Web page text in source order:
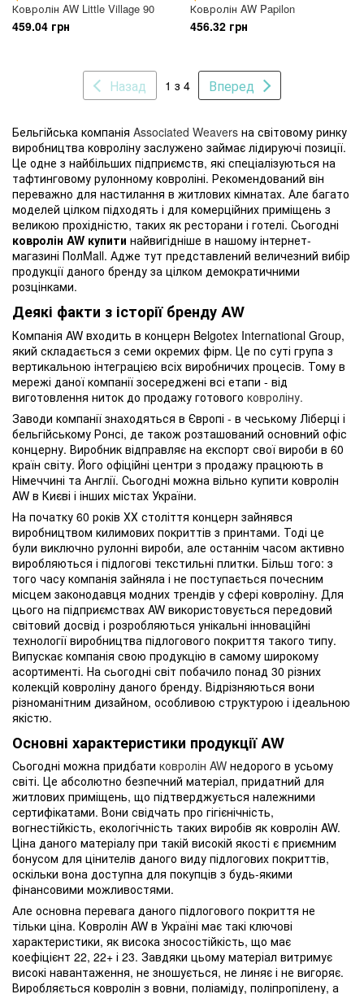
Ковролін AW Little Village 90
459.04 грн
Ковролін AW Papilon
456.32 грн
Назад 1 з 4 Вперед
Бельгійська компанія Associated Weavers на світовому ринку
виробництва ковроліну заслужено займає лідируючі позиції.
Це одне з найбільших підприємств, які спеціалізуються на
тафтинговому рулонному ковроліні. Рекомендований він
переважно для настилання в житлових кімнатах. Але багато
моделей цілком підходять і для комерційних приміщень з
великою прохідністю, таких як ресторани і готелі. Сьогодні
ковролін AW купити найвигідніше в нашому інтернет-
магазині ПолMall. Адже тут представлений величезний вибір
продукції даного бренду за цілком демократичними
розцінками.
Деякі факти з історії бренду AW
Компанія AW входить в концерн Belgotex International Group,
який складається з семи окремих фірм. Це по суті група з
вертикальною інтеграцією всіх виробничих процесів. Тому в
мережі даної компанії зосереджені всі етапи - від
виготовлення ниток до продажу готового ковроліну.
Заводи компанії знаходяться в Європі - в чеському Ліберці і
бельгійському Ронсі, де також розташований основний офіс
концерну. Виробник відправляє на експорт свої вироби в 60
країн світу. Його офіційні центри з продажу працюють в
Німеччині та Англії. Сьогодні можна вільно купити ковролін
AW в Києві і інших містах України.
На початку 60 років ХХ століття концерн зайнявся
виробництвом килимових покриттів з принтами. Тоді це
були виключно рулонні вироби, але останнім часом активно
виробляються і підлогові текстильні плитки. Більш того: з
того часу компанія зайняла і не поступається почесним
місцем законодавця модних трендів у сфері ковроліну. Для
цього на підприємствах AW використовується передовий
світовий досвід і розробляються унікальні інноваційні
технології виробництва підлогового покриття такого типу.
Випускає компанія свою продукцію в самому широкому
асортименті. На сьогодні світ побачило понад 30 різних
колекцій ковроліну даного бренду. Відрізняються вони
різноманітним дизайном, особливою структурою і ідеальною
якістю.
Основні характеристики продукції AW
Сьогодні можна придбати ковролін AW недорого в усьому
світі. Це абсолютно безпечний матеріал, придатний для
житлових приміщень, що підтверджується належними
сертифікатами. Вони свідчать про гігієнічність,
вогнестійкість, екологічність таких виробів як ковролін AW.
Ціна даного матеріалу при такій високій якості є приємним
бонусом для цінителів даного виду підлогових покриттів,
оскільки вона доступна для покупців з будь-якими
фінансовими можливостями.
Але основна перевага даного підлогового покриття не
тільки ціна. Ковролін AW в Україні має такі ключові
характеристики, як висока зносостійкість, що має
коефіцієнт 22, 22+ і 23. Завдяки цьому матеріал витримує
високі навантаження, не зношується, не линяє і не вигоряє.
Виробляється ковролін з вовни, поліаміду, поліпропілену, а